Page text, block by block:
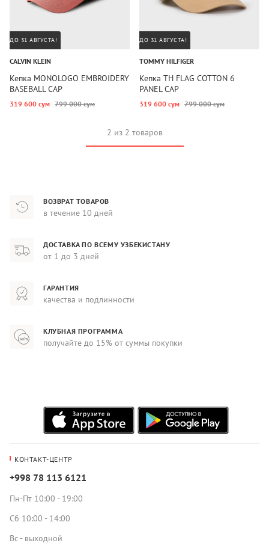
ДО 31 АВГУСТА!
CALVIN KLEIN
Кепка MONOLOGO EMBROIDERY
BASEBALL CAP
319 600 сум 799 000 сум
ДО 31 АВГУСТА!
TOMMY HILFIGER
Кепка TH FLAG COTTON 6
PANEL CAP
319 600 сум 799 000 сум
2 из 2 товаров
ВОЗВРАТ ТОВАРОВ
в течение 10 дней
ДОСТАВКА ПО ВСЕМУ УЗБЕКИСТАНУ
от 1 до 3 дней
ГАРАНТИЯ
качества и подлинности
КЛУБНАЯ ПРОГРАММА
получайте до 15% от суммы покупки
КОНТАКТ-ЦЕНТР
+998 78 113 6121
Пн-Пт 10:00 - 19:00
Сб 10:00 - 14:00
Вс - выходной